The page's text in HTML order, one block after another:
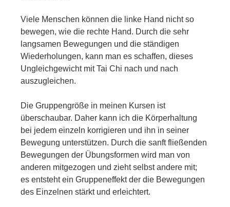
Viele Menschen können die linke Hand nicht so
bewegen, wie die rechte Hand. Durch die sehr
langsamen Bewegungen und die ständigen
Wiederholungen, kann man es schaffen, dieses
Ungleichgewicht mit Tai Chi nach und nach
auszugleichen.
Die Gruppengröße in meinen Kursen ist
überschaubar. Daher kann ich die Körperhaltung
bei jedem einzeln korrigieren und ihn in seiner
Bewegung unterstützen. Durch die sanft fließenden
Bewegungen der Übungsformen wird man von
anderen mitgezogen und zieht selbst andere mit;
es entsteht ein Gruppeneffekt der die Bewegungen
des Einzelnen stärkt und erleichtert.